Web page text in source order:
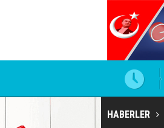
HABERLER